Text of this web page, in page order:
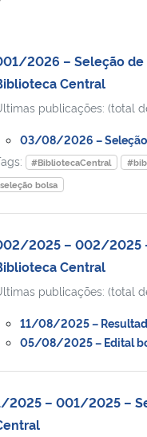
2026 – Seleção de
Central
publicações: (total
03/08/2026 – Seleção
#BibliotecaCentral
seleção bolsa
2025 – 002/2025 –
Central
publicações: (total
11/08/2025 –
05/08/2025 – Edital
2025 – 001/2025 –